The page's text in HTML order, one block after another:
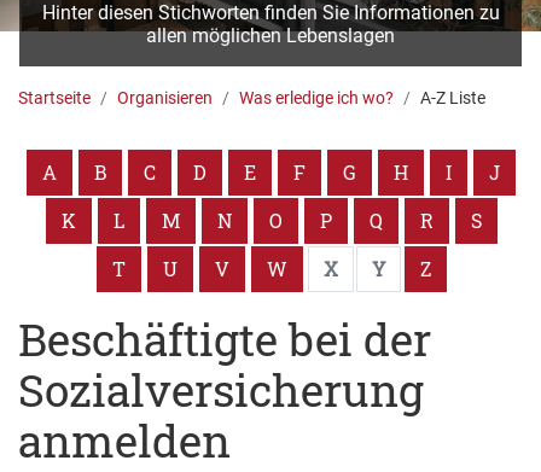
Hinter diesen Stichworten finden Sie Informationen zu
allen möglichen Lebenslagen
Startseite Organisieren Was erledige ich wo? A-Z Liste
A B C D E F G H I
J
K
L M N O P Q R
S
T
U V W X Y Z
Beschäftigte bei der
Sozialversicherung
anmelden